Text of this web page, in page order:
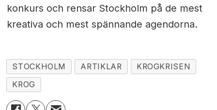
konkurs och rensar Stockholm på de mest
kreativa och mest spännande agendorna.
STOCKHOLM ARTIKLAR
KROGKRISEN
KROG